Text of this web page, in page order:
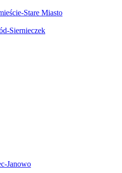
Stare Miasto
Siernieczek
Janowo